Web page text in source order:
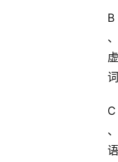
B
、
虚
词
C
、
语